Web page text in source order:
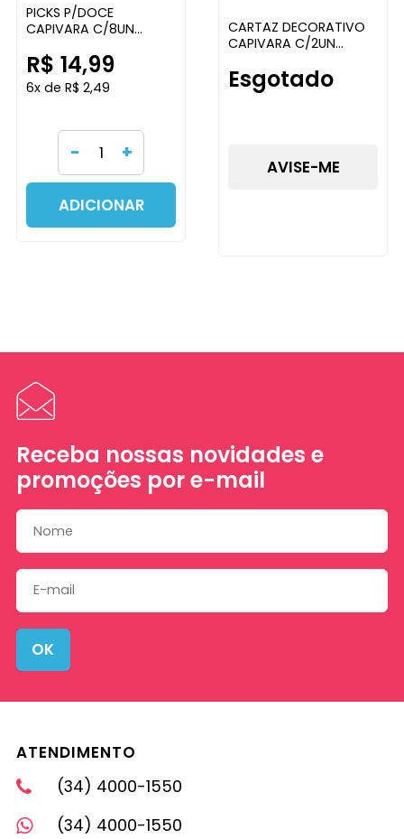
PICKS P/DOCE
CAPIVARA C/8UN
R$ 14,99
6x de R$ 2,49
- +
ADICIONAR
CARTAZ DECORATIVO
CAPIVARA C/2UN
Esgotado
AVISE-ME
Receba nossas novidades e
promoções por e-mail
OK
ATENDIMENTO
(34) 4000-1550
(34) 4000-1550